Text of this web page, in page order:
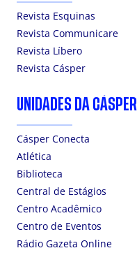
Revista Esquinas
Revista Communicare
Revista Líbero
Revista Cásper
UNIDADES DA CÁSPER
Cásper Conecta
Atlética
Biblioteca
Central de Estágios
Centro Acadêmico
Centro de Eventos
Rádio Gazeta Online